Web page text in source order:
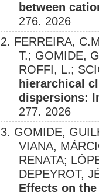
between
276. 2026
2. FERREIRA,
T.; GOMIDE,
ROFFI, L.;
hierarchical
dispersions:
277. 2026
3. GOMIDE,
VIANA,
RENATA;
DEPEYROT,
Effects on